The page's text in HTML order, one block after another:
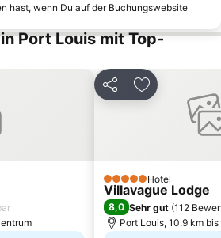
hast, wenn Du auf der Buchungswebsite
Port Louis mit Top-
Teilen Zu Favoriten
5 SterneHotel
Villavague Lodge
8,0 Sehr gut (112
Port Louis, 10.9 km